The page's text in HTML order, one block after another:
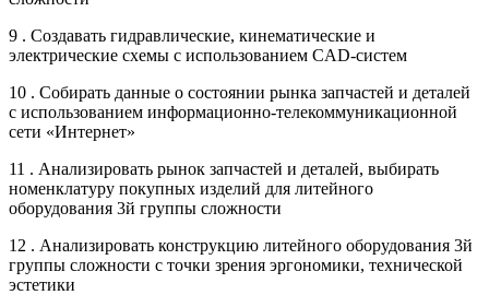
9 . Создавать гидравлические, кинематические и
электрические схемы с использованием CAD-систем
10 . Собирать данные о состоянии рынка запчастей и деталей
с использованием информационно-телекоммуникационной
сети «Интернет»
11 . Анализировать рынок запчастей и деталей, выбирать
номенклатуру покупных изделий для литейного
оборудования 3й группы сложности
12 . Анализировать конструкцию литейного оборудования 3й
группы сложности с точки зрения эргономики, технической
эстетики